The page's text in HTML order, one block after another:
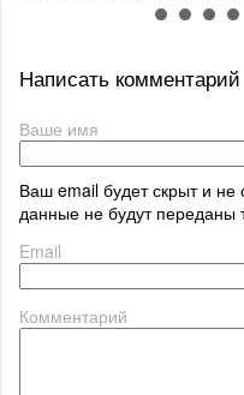
Написать комментарий
Ваше имя
Ваш email будет скрыт и не
данные не будут переданы
Email
Комментарий